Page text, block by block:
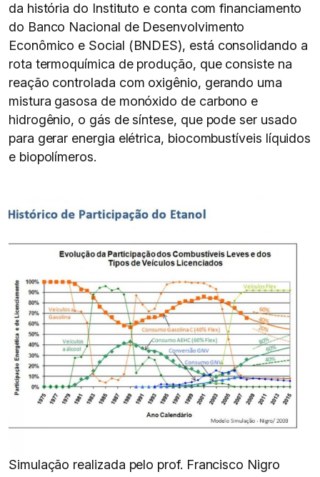
da história do Instituto e conta com financiamento
do Banco Nacional de Desenvolvimento
Econômico e Social (BNDES), está consolidando a
rota termoquímica de produção, que consiste na
reação controlada com oxigênio, gerando uma
mistura gasosa de monóxido de carbono e
hidrogênio, o gás de síntese, que pode ser usado
para gerar energia elétrica, biocombustíveis líquidos
e biopolímeros.
Simulação realizada pelo prof. Francisco Nigro